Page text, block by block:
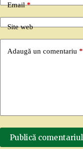
Email*
Site web
Adaugă un comentariu *
Publică comentariul